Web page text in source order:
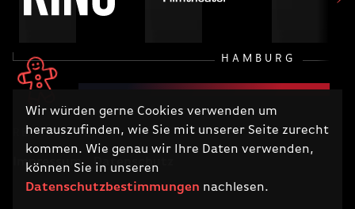
Wir würden gerne Cookies verwenden um
herauszufinden, wie Sie mit unserer Seite zurecht
kommen. Wie genau wir Ihre Daten verwenden,
können Sie in unseren
Datenschutzbestimmungen nachlesen.
HAMBURG
RECHTLICHES
Impressum Datenschutz